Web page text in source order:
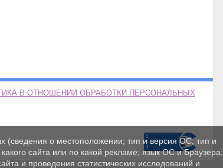
В ОТНОШЕНИИ ОБРАБОТКИ ПЕРСОНАЛЬНЫХ
(сведения о местоположении; тип и версия ОС; тип и
сайта или по какой рекламе; язык ОС и Браузера;
и проведения статистических исследований и